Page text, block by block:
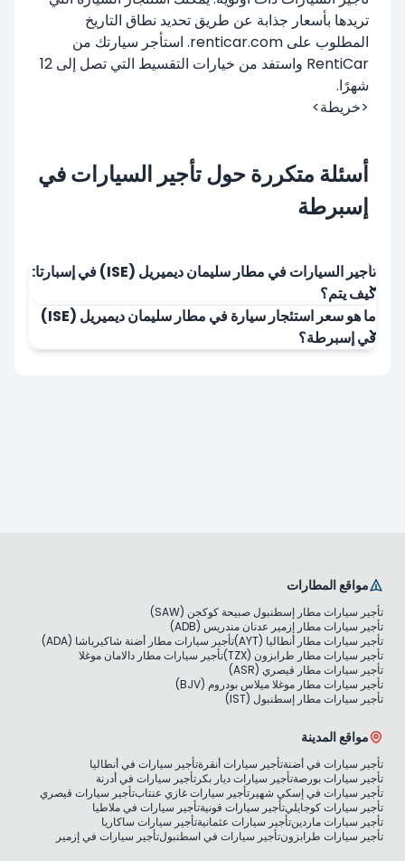
تريدها بأسعار جذابة عن طريق تحديد نطاق التاريخ
المطلوب على renticar.com. استأجر سيارتك من
RentiCar واستفد من خيارات التقسيط التي تصل إلى 12
شهرًا.
<خريطة>
أسئلة متكررة حول تأجير السيارات في
إسبرطة
تأجير السيارات في مطار سليمان ديميريل (ISE) في إسبارتا:
كيف يتم؟
ما هو سعر استئجار سيارة في مطار سليمان ديميريل (ISE)
في إسبرطة؟
مواقع المطارات
تأجير سيارات مطار إسطنبول صبيحة كوكجن (SAW)
تأجير سيارات مطار إزمير عدنان مندريس (ADB)
تأجير سيارات مطار أنطاليا (AYT)
تأجير سيارات مطار أضنة شاكيرباشا (ADA)
تأجير سيارات مطار طرابزون (TZX)
تأجير سيارات مطار دالامان موغلا
تأجير سيارات مطار قيصري (ASR)
تأجير سيارات مطار موغلا ميلاس بودروم (BJV)
تأجير سيارات مطار إسطنبول (IST)
مواقع المدينة
تأجير سيارات في أضنةتأجير سيارات أنقرةتأجير سيارات في أنطاليا
تأجير سيارات بورصةتأجير سيارات ديار بكرتأجير سيارات في أدرنة
تأجير سيارات في إسكي شهيرتأجير سيارات غازي عنتابتأجير سيارات قيصري
تأجير سيارات كوجايليتأجير سيارات قونيةتأجير سيارات في ملاطيا
تأجير سيارات ماردينتأجير سيارات عثمانيةتأجير سيارات ساكاريا
تأجير سيارات طرابزونتأجير سيارات في اسطنبولتأجير سيارات في إزمير